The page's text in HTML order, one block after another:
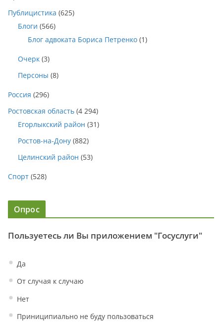
Публицистика (625)
Блоги (566)
Блог адвоката Бориса Петренко (1)
Очерк (3)
Персоны (8)
Россия (296)
Ростовская область (4 294)
Егорлыкский район (31)
Ростов-на-Дону (882)
Целинский район (53)
Спорт (528)
Опрос
Пользуетесь ли Вы приложением "Госуслуги"
Да
От случая к случаю
Нет
Приниципиально не буду пользоваться